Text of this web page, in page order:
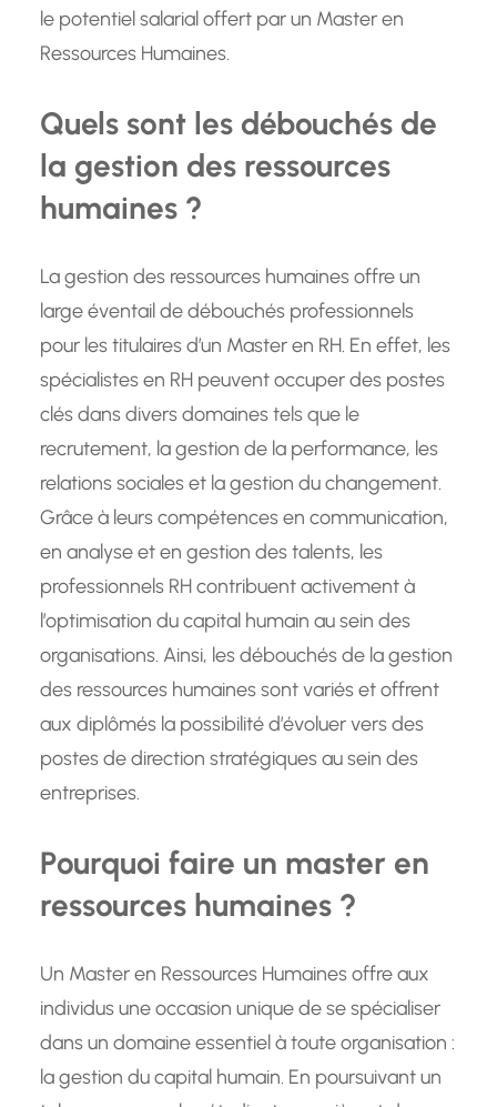
le potentiel salarial offert par un Master en
Ressources Humaines.
Quels sont les débouchés de
la gestion des ressources
humaines ?
La gestion des ressources humaines offre un
large éventail de débouchés professionnels
pour les titulaires d’un Master en RH. En effet, les
spécialistes en RH peuvent occuper des postes
clés dans divers domaines tels que le
recrutement, la gestion de la performance, les
relations sociales et la gestion du changement.
Grâce à leurs compétences en communication,
en analyse et en gestion des talents, les
professionnels RH contribuent activement à
l’optimisation du capital humain au sein des
organisations. Ainsi, les débouchés de la gestion
des ressources humaines sont variés et offrent
aux diplômés la possibilité d’évoluer vers des
postes de direction stratégiques au sein des
entreprises.
Pourquoi faire un master en
ressources humaines ?
Un Master en Ressources Humaines offre aux
individus une occasion unique de se spécialiser
dans un domaine essentiel à toute organisation :
la gestion du capital humain. En poursuivant un